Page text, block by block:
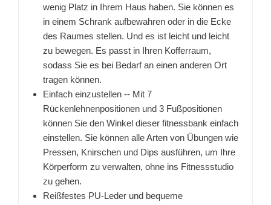
wenig Platz in Ihrem Haus haben. Sie können es
in einem Schrank aufbewahren oder in die Ecke
des Raumes stellen. Und es ist leicht und leicht
zu bewegen. Es passt in Ihren Kofferraum,
sodass Sie es bei Bedarf an einen anderen Ort
tragen können.
Einfach einzustellen -- Mit 7
Rückenlehnenpositionen und 3 Fußpositionen
können Sie den Winkel dieser fitnessbank einfach
einstellen. Sie können alle Arten von Übungen wie
Pressen, Knirschen und Dips ausführen, um Ihre
Körperform zu verwalten, ohne ins Fitnessstudio
zu gehen.
Reißfestes PU-Leder und bequeme